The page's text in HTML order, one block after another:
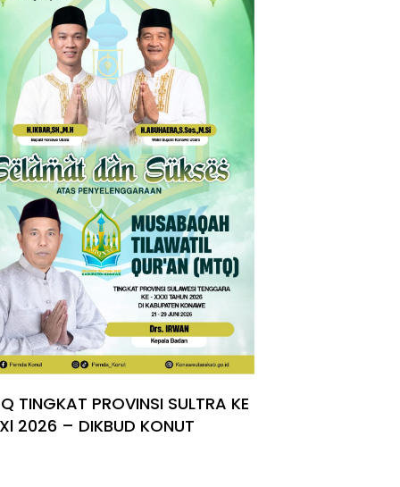
TINGKAT PROVINSI SULTRA KE
2026 – DIKBUD KONUT